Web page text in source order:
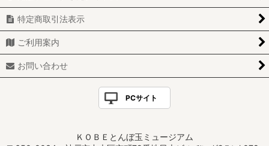
特定商取引法表示
ご利用案内
お問い合わせ
PCサイト
ＫＯＢＥとんぼ玉ミュージアム